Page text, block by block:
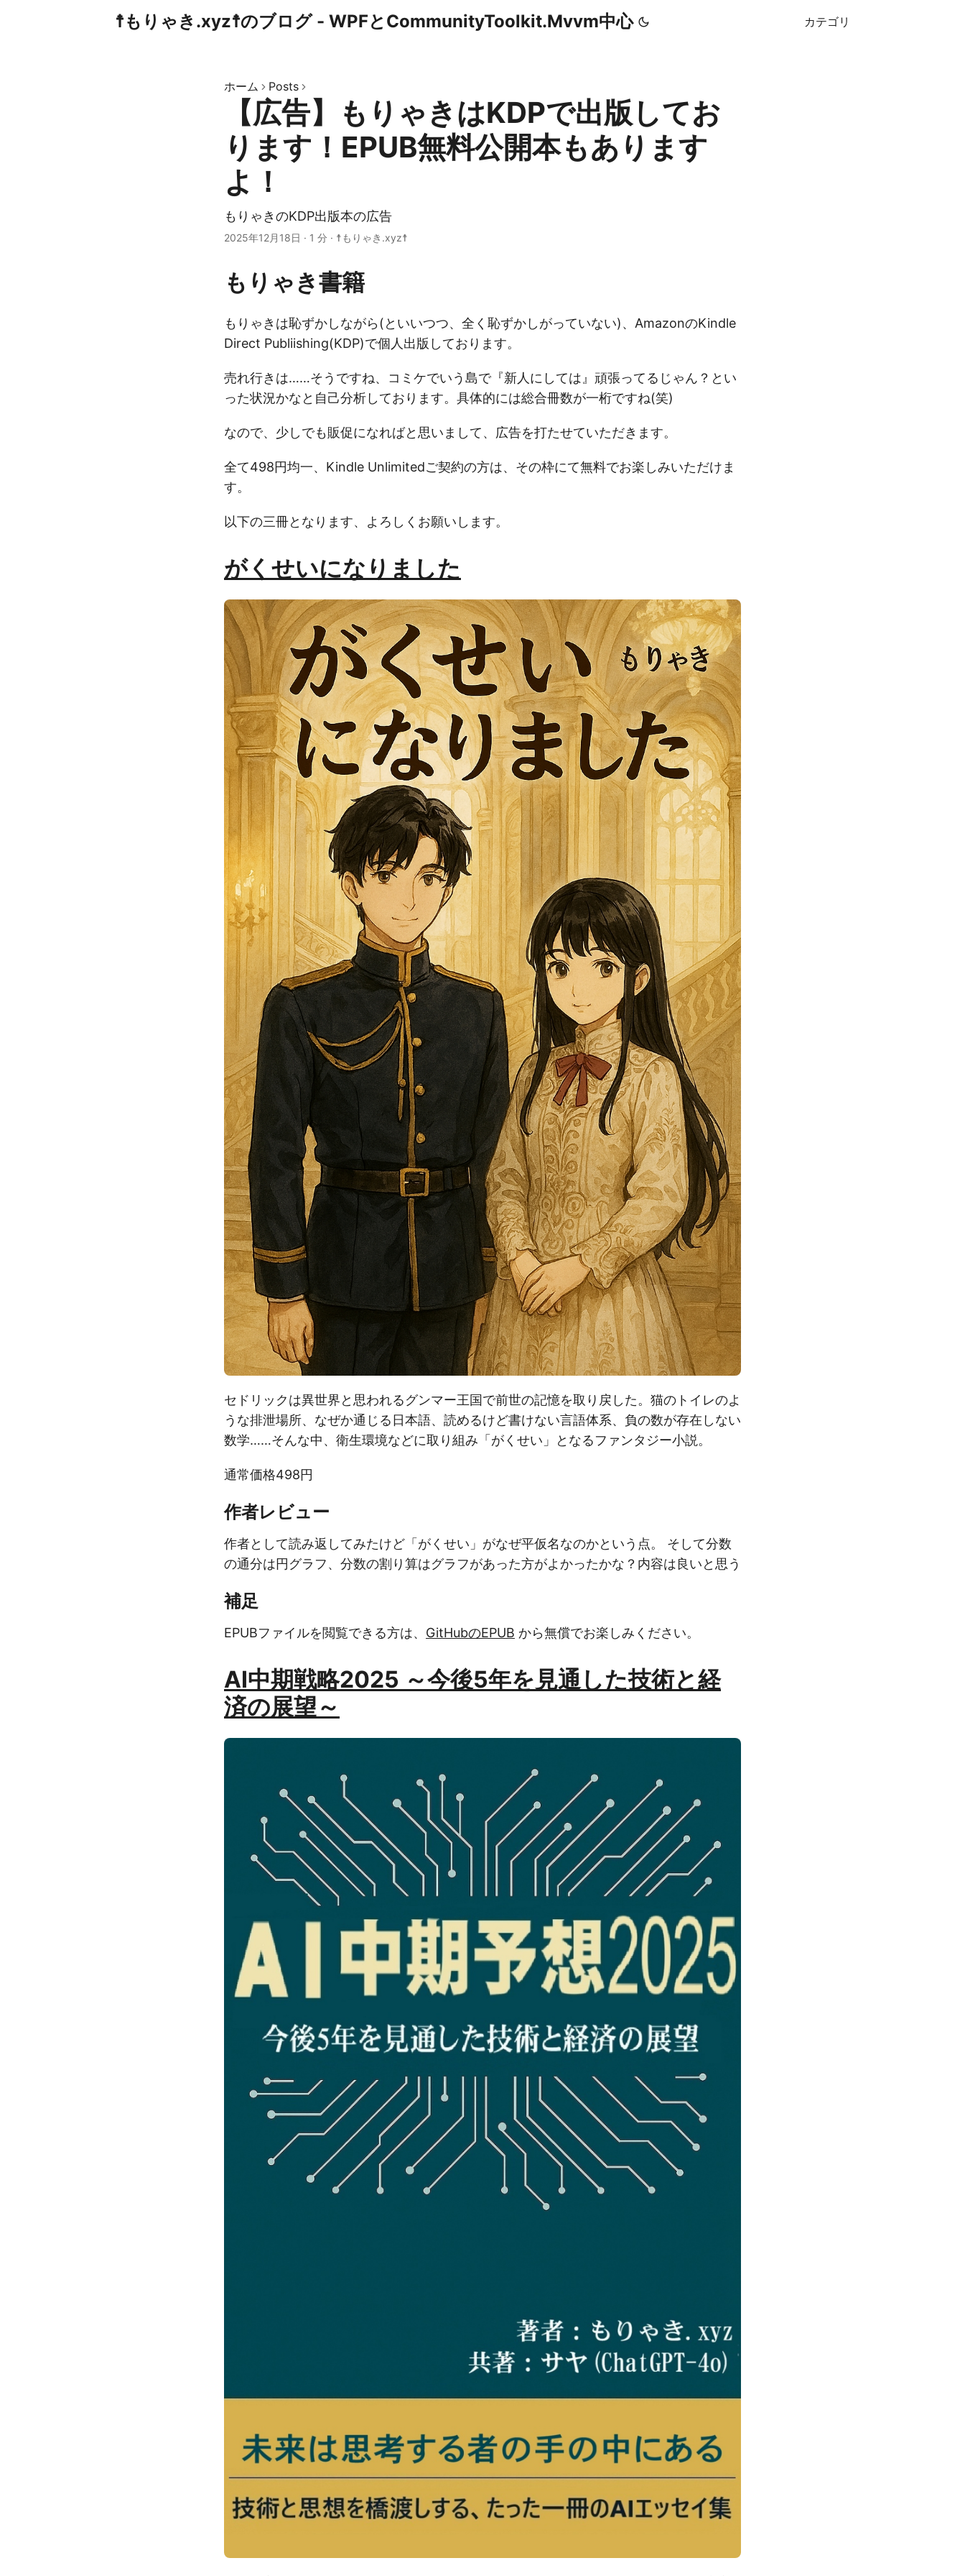
☨もりゃき.xyz☨のブログ - WPFとCommunityToolkit.Mvvm中心 カテゴリ
ホーム Posts
【広告】もりゃきはKDPで出版してお
ります！EPUB無料公開本もあります
よ！
もりゃきのKDP出版本の広告
2025年12月18日 · 1 分 · ☨もりゃき.xyz☨
もりゃき書籍
もりゃきは恥ずかしながら(といいつつ、全く恥ずかしがっていない)、AmazonのKindle
Direct Publiishing(KDP)で個人出版しております。
売れ行きは……そうですね、コミケでいう島で『新人にしては』頑張ってるじゃん？とい
った状況かなと自己分析しております。具体的には総合冊数が一桁ですね(笑)
なので、少しでも販促になればと思いまして、広告を打たせていただきます。
全て498円均一、Kindle Unlimitedご契約の方は、その枠にて無料でお楽しみいただけま
す。
以下の三冊となります、よろしくお願いします。
がくせいになりました
セドリックは異世界と思われるグンマー王国で前世の記憶を取り戻した。猫のトイレのよ
うな排泄場所、なぜか通じる日本語、読めるけど書けない言語体系、負の数が存在しない
数学……そんな中、衛生環境などに取り組み「がくせい」となるファンタジー小説。
通常価格498円
作者レビュー
作者として読み返してみたけど「がくせい」がなぜ平仮名なのかという点。 そして分数
の通分は円グラフ、分数の割り算はグラフがあった方がよかったかな？内容は良いと思う
補足
EPUBファイルを閲覧できる方は、 GitHubのEPUB から無償でお楽しみください。
AI中期戦略2025 ～今後5年を見通した技術と経
済の展望～